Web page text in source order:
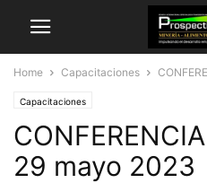
Home Capacitaciones
Capacitaciones
29 mayo 2023